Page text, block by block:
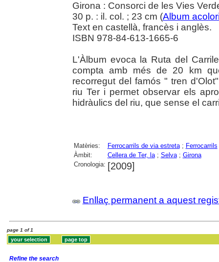
Girona : Consorci de les Vies
30 p. : il. col. ; 23 cm (Album
Text en castellà, francès i anglès.
ISBN 978-84-613-1665-6
L'Àlbum evoca la Ruta del
compta amb més de 20 km
recorregut del famós " tren
riu Ter i permet observar els
hidràulics del riu, que sense el
Matèries: Ferrocarrils de via estreta; Ferrocarrils
Àmbit:
Cellera de Ter, la; Selva; Girona
Cronologia: [2009]
Enllaç permanent a aquest
page 1 of 1
Refine the search